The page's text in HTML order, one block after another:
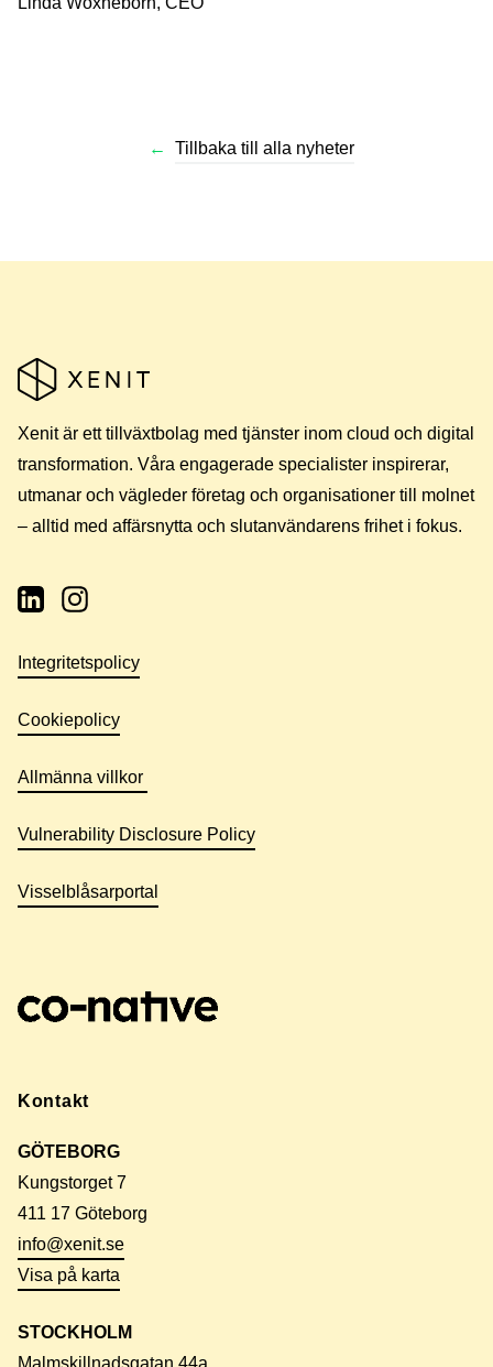
← Tillbaka till alla nyheter
Xenit är ett tillväxtbolag med tjänster inom cloud och digital
transformation. Våra engagerade specialister inspirerar,
utmanar och vägleder företag och organisationer till molnet
– alltid med affärsnytta och slutanvändarens frihet i fokus.
Integritetspolicy
Cookiepolicy
Allmänna villkor
Vulnerability Disclosure Policy
Visselblåsarportal
Kontakt
GÖTEBORG
Kungstorget 7
411 17 Göteborg
info@xenit.se
Visa på karta
STOCKHOLM